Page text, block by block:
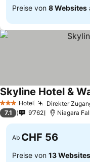
Preise von 8 Websites
3 SterneHotel Direkter
Skyline Hotel &
7.1 9’762 Niagara
Ab CHF 56
Preise von 13 Websites